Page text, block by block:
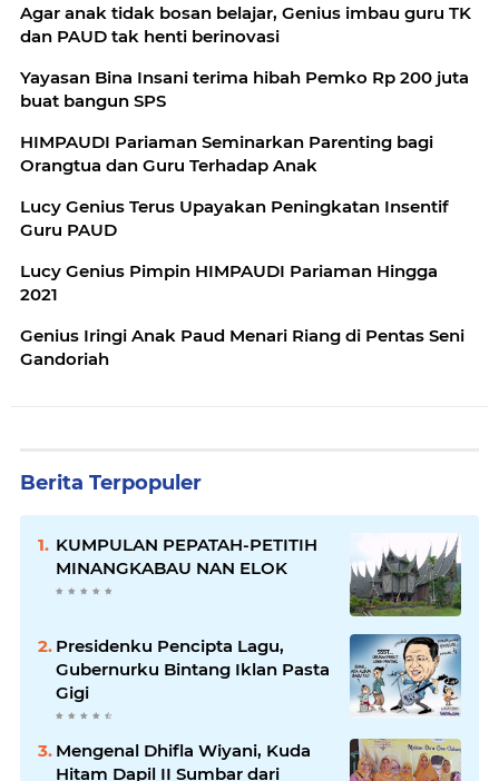
Agar anak tidak bosan belajar, Genius imbau guru TK
dan PAUD tak henti berinovasi
Yayasan Bina Insani terima hibah Pemko Rp 200 juta
buat bangun SPS
HIMPAUDI Pariaman Seminarkan Parenting bagi
Orangtua dan Guru Terhadap Anak
Lucy Genius Terus Upayakan Peningkatan Insentif
Guru PAUD
Lucy Genius Pimpin HIMPAUDI Pariaman Hingga
2021
Genius Iringi Anak Paud Menari Riang di Pentas Seni
Gandoriah
Berita Terpopuler
KUMPULAN PEPATAH-PETITIH
MINANGKABAU NAN ELOK
Presidenku Pencipta Lagu,
Gubernurku Bintang Iklan Pasta
Gigi
Mengenal Dhifla Wiyani, Kuda
Hitam Dapil II Sumbar dari